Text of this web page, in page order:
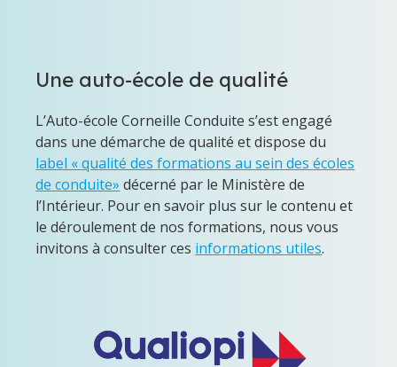
Une auto-école de qualité
L’Auto-école Corneille Conduite s’est engagé
dans une démarche de qualité et dispose du
label « qualité des formations au sein des écoles
de conduite» décerné par le Ministère de
l’Intérieur. Pour en savoir plus sur le contenu et
le déroulement de nos formations, nous vous
invitons à consulter ces informations utiles.